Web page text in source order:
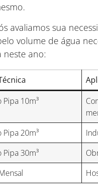
avaliamos sua
volume de água
ano:
Pipa 10m³
Pipa 20m³
Pipa 30m³